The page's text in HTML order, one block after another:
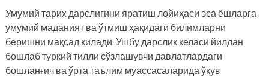
Умумий тарих дарслигини яратиш лойиҳаси эса ёшларга
умумий маданият ва ўтмиш ҳақидаги билимларни
беришни мақсад қилади. Ушбу дарслик келаси йилдан
бошлаб туркий тилли сўзлашувчи давлатлардаги
бошланғич ва ўрта таълим муассасаларида ўқув